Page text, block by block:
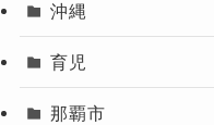
沖縄
育児
那覇市